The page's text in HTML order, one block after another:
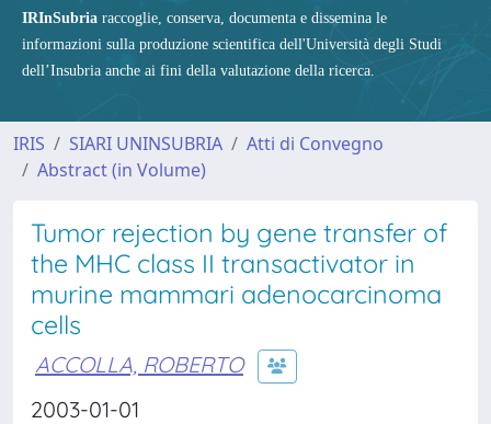
IRInSubria raccoglie, conserva, documenta e dissemina le
informazioni sulla produzione scientifica dell'Università degli Studi
dell’Insubria anche ai fini della valutazione della ricerca.
IRIS SIARI UNINSUBRIA
Atti di Convegno
Abstract (in Volume)
Tumor rejection by gene transfer of
the MHC class II transactivator in
murine mammari adenocarcinoma
cells
ACCOLLA, ROBERTO
2003-01-01